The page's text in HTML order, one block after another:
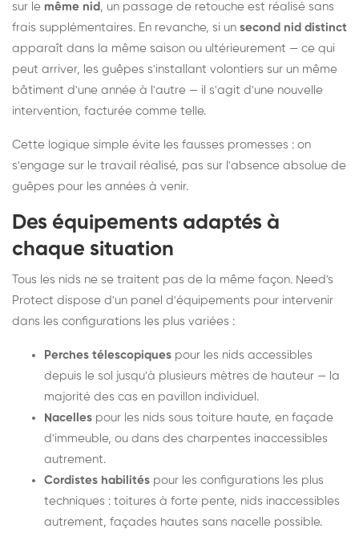
sur le même nid , un passage de retouche est réalisé sans
frais supplémentaires. En revanche, si un second nid distinct
apparaît dans la même saison ou ultérieurement — ce qui
peut arriver, les guêpes s'installant volontiers sur un même
bâtiment d'une année à l'autre — il s'agit d'une nouvelle
intervention, facturée comme telle.
Cette logique simple évite les fausses promesses : on
s'engage sur le travail réalisé, pas sur l'absence absolue de
guêpes pour les années à venir.
Des équipements adaptés à
chaque situation
Tous les nids ne se traitent pas de la même façon. Need's
Protect dispose d'un panel d'équipements pour intervenir
dans les configurations les plus variées :
Perches télescopiques pour les nids accessibles
depuis le sol jusqu'à plusieurs mètres de hauteur — la
majorité des cas en pavillon individuel.
Nacelles pour les nids sous toiture haute, en façade
d'immeuble, ou dans des charpentes inaccessibles
autrement.
Cordistes habilités pour les configurations les plus
techniques : toitures à forte pente, nids inaccessibles
autrement, façades hautes sans nacelle possible.